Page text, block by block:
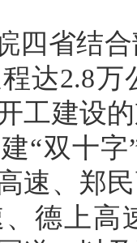
四省结
达2.8
工建设
“双十
速、郑
德上高